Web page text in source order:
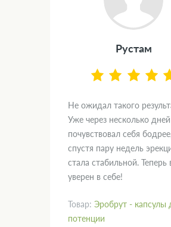
Рустам
Не ожидал такого
Уже через несколько дней
почувствовал себя
спустя пару недель
стала стабильной. Теперь
уверен в себе!
Товар: Эробрут - капсулы
потенции